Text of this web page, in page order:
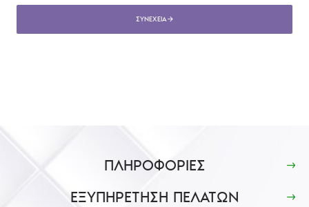
ΣΥΝΈΧΕΙΑ
ΠΛΗΡΟΦΟΡΙΕΣ
ΕΞΥΠΗΡΕΤΗΣΗ ΠΕΛΑΤΩΝ